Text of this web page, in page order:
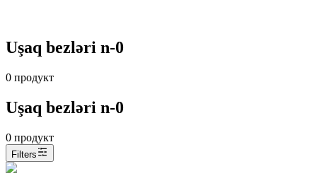
Uşaq bezləri n-0
0 продукт
Uşaq bezləri n-0
0 продукт
Filters